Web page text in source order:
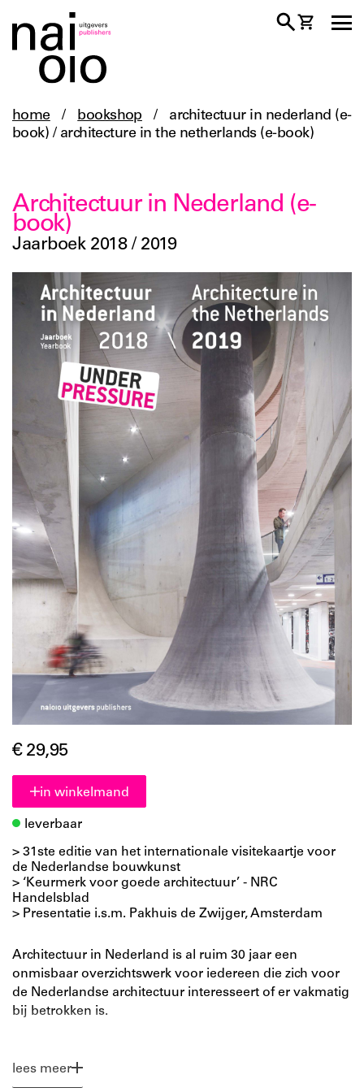
home / bookshop /
architectuur in nederland (e-
book) / architecture in the netherlands (e-book)
Architectuur in Nederland (e-
book)
Jaarboek 2018 / 2019
€ 29,95
in winkelmand
leverbaar
> 31ste editie van het internationale visitekaartje voor
de Nederlandse bouwkunst
> ‘Keurmerk voor goede architectuur’ - NRC
Handelsblad
> Presentatie i.s.m. Pakhuis de Zwijger, Amsterdam
Architectuur in Nederland is al ruim 30 jaar een
onmisbaar overzichtswerk voor iedereen die zich voor
de Nederlandse architectuur interesseert of er vakmatig
bij betrokken is.
publicatie een selectie bijzondere projecten die in het
voorbije jaar zijn opgeleverd en beschrijft de
lees meer